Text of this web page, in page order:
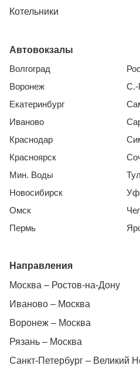
Котельники
Автовокзалы
Волгоград
Воронеж
Екатеринбург
Иваново
Краснодар
Красноярск
Мин. Воды
Новосибирск
Омск
Пермь
С.-
Направления
Москва – Ростов-на-Дону
Иваново – Москва
Воронеж – Москва
Рязань – Москва
Санкт-Петербург – Великий